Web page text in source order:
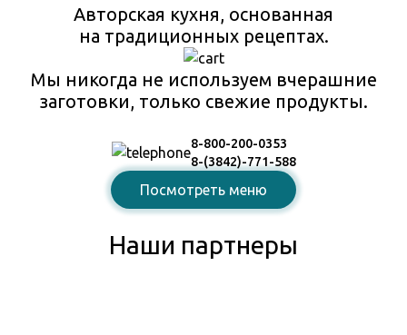
Авторская кухня, основанная
на традиционных рецептах.
Мы никогда не используем вчерашние
заготовки, только свежие продукты.
Посмотреть меню
8-800-200-0353
8-(3842)-771-588
Наши партнеры